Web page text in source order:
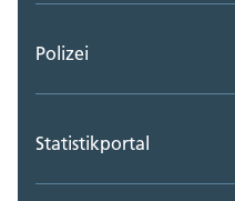
Polizei
Statistikportal